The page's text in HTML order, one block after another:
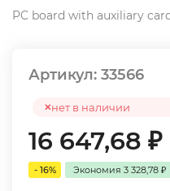
PC board with auxiliary
Артикул: 33566
нет в наличии
16 647,68 ₽
- 16% Экономия 3 328,78 ₽